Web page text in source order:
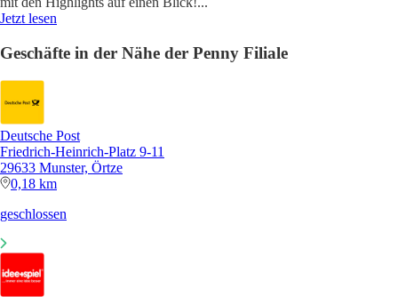
Jetzt lesen
Geschäfte in der Nähe der Penny Filiale
Deutsche Post
Friedrich-Heinrich-Platz 9-11
29633 Munster, Örtze
0,18 km
geschlossen